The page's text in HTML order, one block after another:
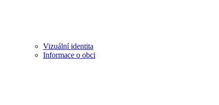
Vizuální identita
Informace o obci